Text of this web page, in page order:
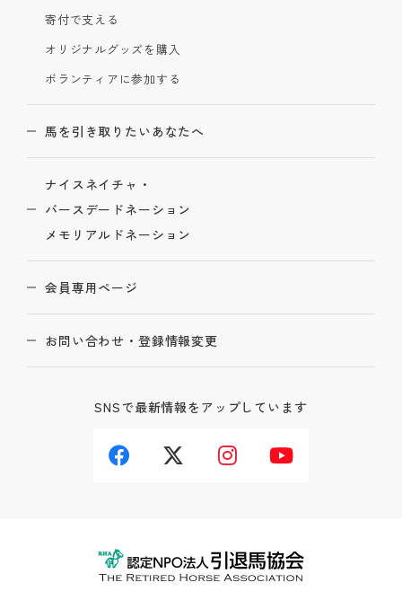
寄付で支える
オリジナルグッズを購入
ボランティアに参加する
馬を引き取りたいあなたへ
ナイスネイチャ・
バースデードネーション
メモリアルドネーション
会員専用ページ
お問い合わせ・登録情報変更
SNSで最新情報をアップしています